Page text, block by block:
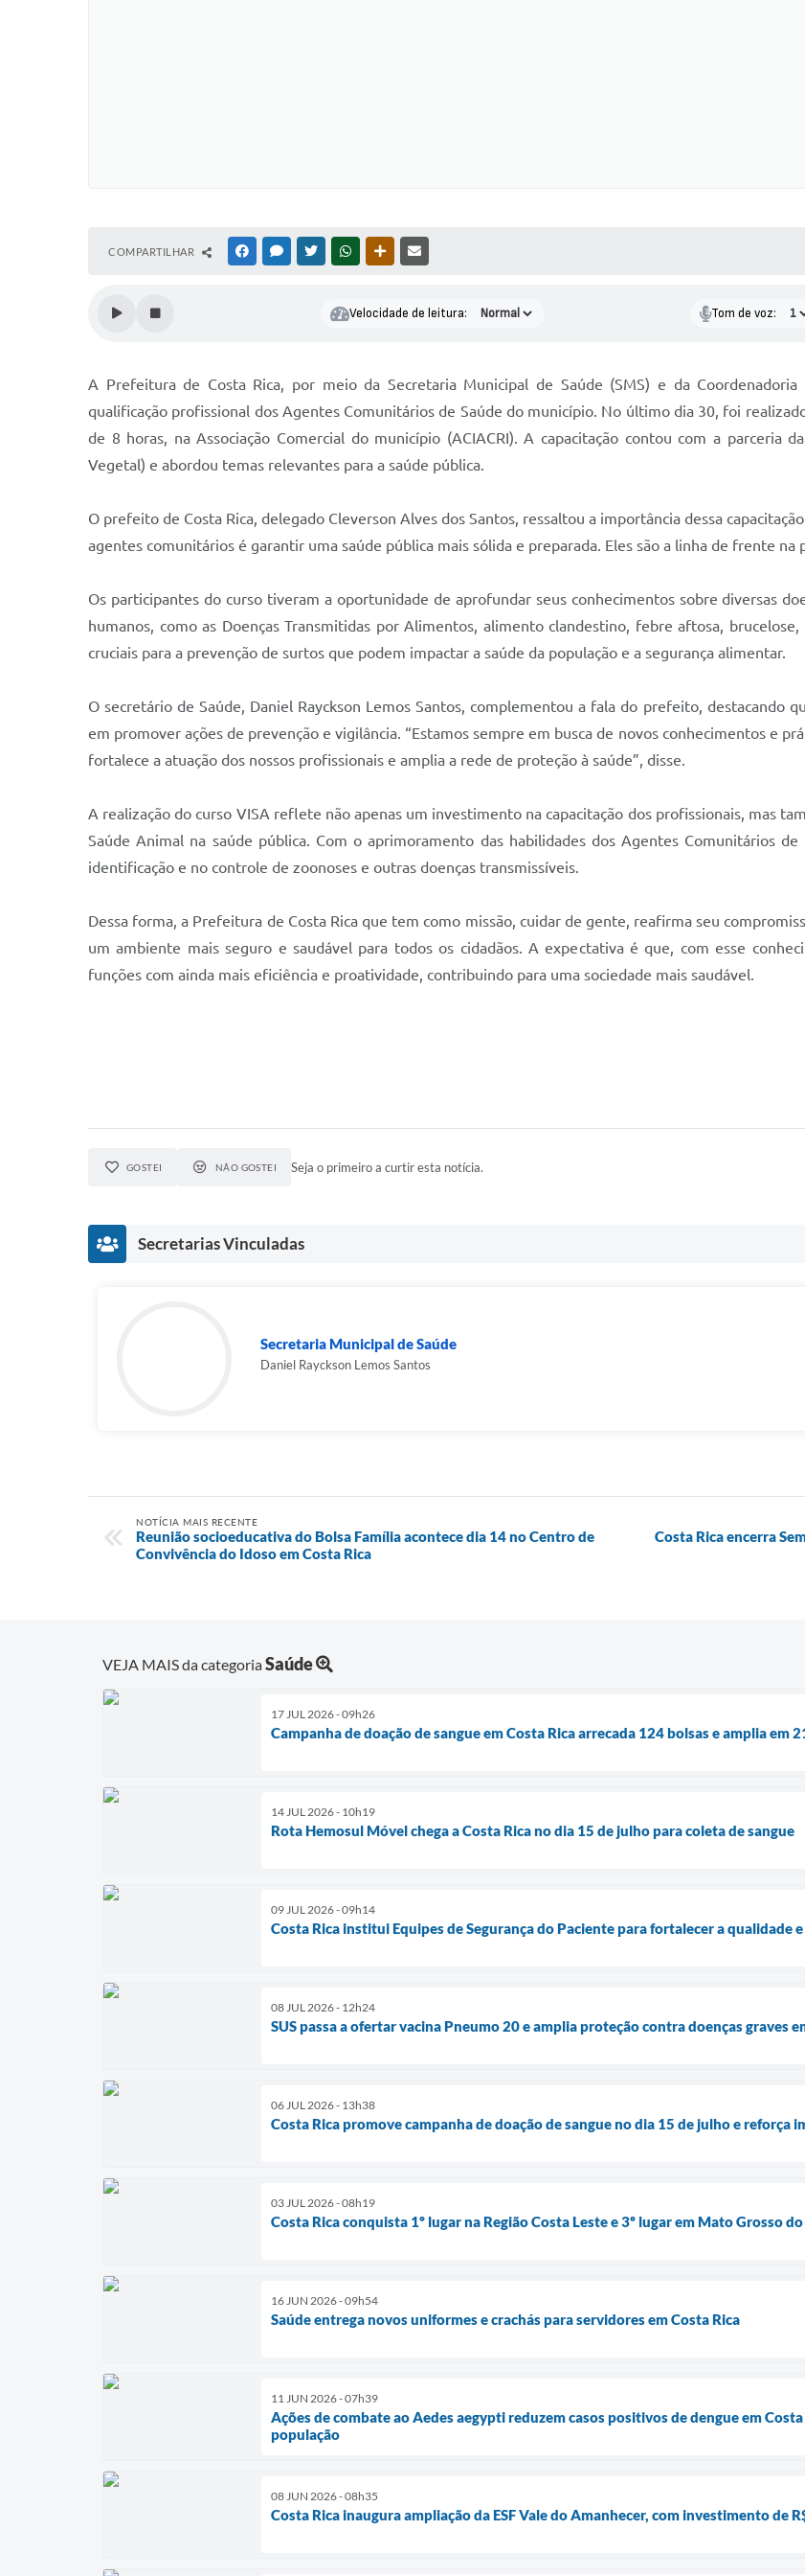
COMPARTILHAR FACEBOOKMESSENGER
TWITTERWHATSAPPOUTRAS MÍDIAS
Velocidade de leitura: Tom de voz:
A Prefeitura de Costa Rica, por meio da Secretaria Municipal de Saúde (SMS) e da
qualificação profissional dos Agentes Comunitários de Saúde do município. No último dia 30, foi
de 8 horas, na Associação Comercial do município (ACIACRI). A capacitação contou com a parceria
Vegetal) e abordou temas relevantes para a saúde pública.
O prefeito de Costa Rica, delegado Cleverson Alves dos Santos, ressaltou a importância dessa
agentes comunitários é garantir uma saúde pública mais sólida e preparada. Eles são a linha de frente na
Os participantes do curso tiveram a oportunidade de aprofundar seus conhecimentos sobre diversas
humanos, como as Doenças Transmitidas por Alimentos, alimento clandestino, febre aftosa,
cruciais para a prevenção de surtos que podem impactar a saúde da população e a segurança alimentar.
O secretário de Saúde, Daniel Rayckson Lemos Santos, complementou a fala do prefeito, destacando
em promover ações de prevenção e vigilância. “Estamos sempre em busca de novos conhecimentos e
fortalece a atuação dos nossos profissionais e amplia a rede de proteção à saúde”, disse.
A realização do curso VISA reflete não apenas um investimento na capacitação dos profissionais, mas
Saúde Animal na saúde pública. Com o aprimoramento das habilidades dos Agentes Comunitários
identificação e no controle de zoonoses e outras doenças transmissíveis.
Dessa forma, a Prefeitura de Costa Rica que tem como missão, cuidar de gente, reafirma seu
um ambiente mais seguro e saudável para todos os cidadãos. A expectativa é que, com esse
funções com ainda mais eficiência e proatividade, contribuindo para uma sociedade mais saudável.
GOSTEI NÃO GOSTEI Seja o primeiro a curtir esta notícia.
Secretarias Vinculadas
Secretaria Municipal de Saúde
Daniel Rayckson Lemos Santos
NOTÍCIA MAIS RECENTE
Reunião socioeducativa do Bolsa Família acontece dia 14 no Centro de
Convivência do Idoso em Costa Rica
Costa Rica encerra
VEJA MAIS da categoriaSaúde
17 JUL 2026 - 09h26
Campanha de doação de sangue em Costa Rica arrecada 124 bolsas e amplia em
14 JUL 2026 - 10h19
Rota Hemosul Móvel chega a Costa Rica no dia 15 de julho para coleta de sangue
09 JUL 2026 - 09h14
Costa Rica institui Equipes de Segurança do Paciente para fortalecer a qualidade
08 JUL 2026 - 12h24
SUS passa a ofertar vacina Pneumo 20 e amplia proteção contra doenças graves
06 JUL 2026 - 13h38
Costa Rica promove campanha de doação de sangue no dia 15 de julho e reforça
03 JUL 2026 - 08h19
Costa Rica conquista 1º lugar na Região Costa Leste e 3º lugar em Mato Grosso
16 JUN 2026 - 09h54
Saúde entrega novos uniformes e crachás para servidores em Costa Rica
11 JUN 2026 - 07h39
Ações de combate ao Aedes aegypti reduzem casos positivos de dengue em
população
08 JUN 2026 - 08h35
Costa Rica inaugura ampliação da ESF Vale do Amanhecer, com investimento de